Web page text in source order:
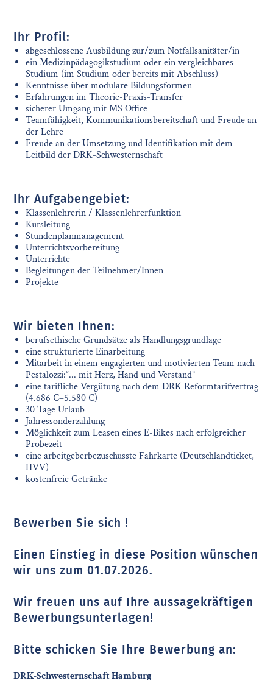
Ihr Profil:
abgeschlossene Ausbildung zur/zum Notfallsanitäter/in
ein Medizinpädagogikstudium oder ein vergleichbares
Studium (im Studium oder bereits mit Abschluss)
Kenntnisse über modulare Bildungsformen
Erfahrungen im Theorie-Praxis-Transfer
sicherer Umgang mit MS Office
Teamfähigkeit, Kommunikationsbereitschaft und Freude an
der Lehre
Freude an der Umsetzung und Identifikation mit dem
Leitbild der DRK-Schwesternschaft
Ihr Aufgabengebiet:
Klassenlehrerin / Klassenlehrerfunktion
Kursleitung
Stundenplanmanagement
Unterrichtsvorbereitung
Unterrichte
Begleitungen der Teilnehmer/Innen
Projekte
Wir bieten Ihnen:
berufsethische Grundsätze als Handlungsgrundlage
eine strukturierte Einarbeitung
Mitarbeit in einem engagierten und motivierten Team nach
Pestalozzi:“... mit Herz, Hand und Verstand”
eine tarifliche Vergütung nach dem DRK Reformtarifvertrag
(4.686 €–5.580 €)
30 Tage Urlaub
Jahressonderzahlung
Möglichkeit zum Leasen eines E-Bikes nach erfolgreicher
Probezeit
eine arbeitgeberbezuschusste Fahrkarte (Deutschlandticket,
HVV)
kostenfreie Getränke
Bewerben Sie sich !
Einen Einstieg in diese Position wünschen
wir uns zum 01.07.2026.
Wir freuen uns auf Ihre aussagekräftigen
Bewerbungsunterlagen!
Bitte schicken Sie Ihre Bewerbung an:
DRK-Schwesternschaft Hamburg